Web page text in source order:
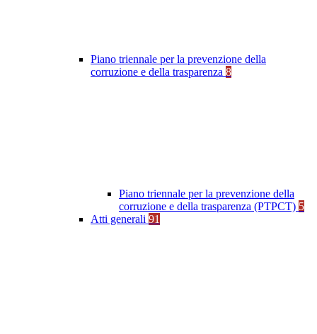
Piano triennale per la prevenzione della
corruzione e della trasparenza 8
Piano triennale per la prevenzione della
corruzione e della trasparenza (PTPCT) 5
Atti generali 91